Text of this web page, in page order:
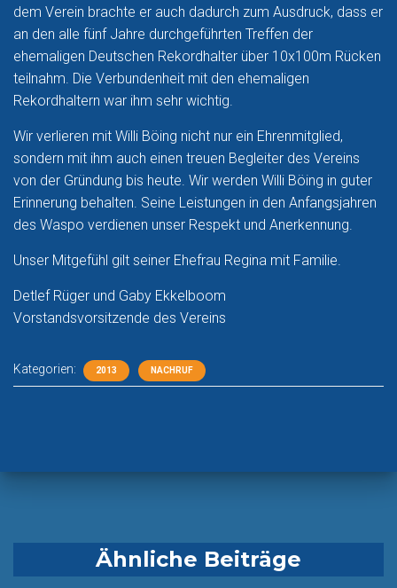
dem Verein brachte er auch dadurch zum Ausdruck, dass er
an den alle fünf Jahre durchgeführten Treffen der
ehemaligen Deutschen Rekordhalter über 10x100m Rücken
teilnahm. Die Verbundenheit mit den ehemaligen
Rekordhaltern war ihm sehr wichtig.
Wir verlieren mit Willi Böing nicht nur ein Ehrenmitglied,
sondern mit ihm auch einen treuen Begleiter des Vereins
von der Gründung bis heute. Wir werden Willi Böing in guter
Erinnerung behalten. Seine Leistungen in den Anfangsjahren
des Waspo verdienen unser Respekt und Anerkennung.
Unser Mitgefühl gilt seiner Ehefrau Regina mit Familie.
Detlef Rüger und Gaby Ekkelboom
Vorstandsvorsitzende des Vereins
Kategorien: 2013 NACHRUF
Ähnliche Beiträge